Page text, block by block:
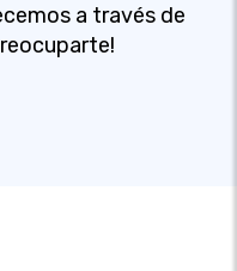
a través de